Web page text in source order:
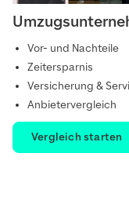
Vor- und Nachteile
Zeitersparnis
Versicherung &
Anbietervergleich
Vergleich starten